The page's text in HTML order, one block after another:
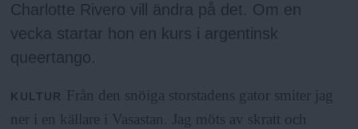
Charlotte Rivero vill ändra på det. Om en
vecka startar hon en kurs i argentinsk
queertango.
KULTUR
Från den snöiga storstadens gator smiter jag
ner i en källare i Vasastan. Jag möts av skratt och